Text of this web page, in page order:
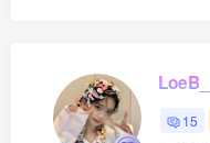
LoeB__
15